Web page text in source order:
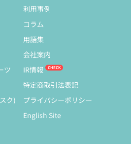
ツ
ク)
利用事例
コラム
用語集
会社案内
IR情報
特定商取引法表記
プライバシーポリシー
English Site